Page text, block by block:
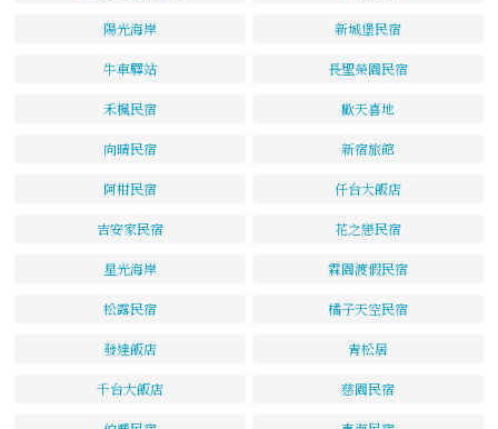
陽光海岸 新城堡民宿
牛車驛站 長聖榮園民宿
禾楓民宿 歡天喜地
向晴民宿 新宿旅館
阿柑民宿 仟台大飯店
吉安家民宿 花之戀民宿
星光海岸 霖園渡假民宿
松露民宿 橘子天空民宿
發達飯店 青松居
千台大飯店 慈園民宿